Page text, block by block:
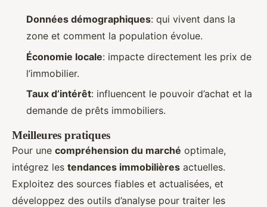
Données démographiques: qui vivent dans la
zone et comment la population évolue.
Économie locale: impacte directement les prix de
l’immobilier.
Taux d’intérêt: influencent le pouvoir d’achat et la
demande de prêts immobiliers.
Meilleures pratiques
Pour une compréhension du marché optimale,
intégrez les tendances immobilières actuelles.
Exploitez des sources fiables et actualisées, et
développez des outils d’analyse pour traiter les